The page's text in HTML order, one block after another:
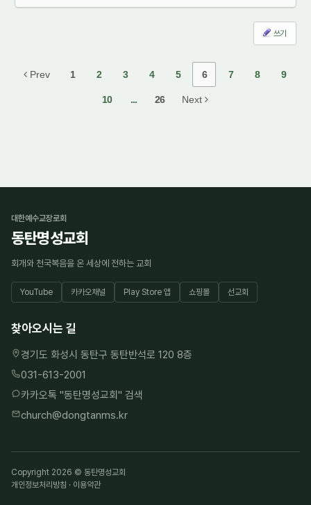
쓰기
Prev 1 2 3 4 5 6 7 8 9
10 ... 26 Next
대한예수교장로회
동탄명성교회
회개와 천국복음을 온 세상에 전하는 교회
YouTube 카카오채널 Play Store 앱 쇼핑몰 선교회
찾아오시는 길
경기도 화성시 동탄구 동탄반석로 120 8층
031-613-2001
카카오톡 "동탄명성교회" 검색
church@dongtanms.kr
Copyright 2026 © 동탄명성교회
개인정보처리방침 · 이용약관